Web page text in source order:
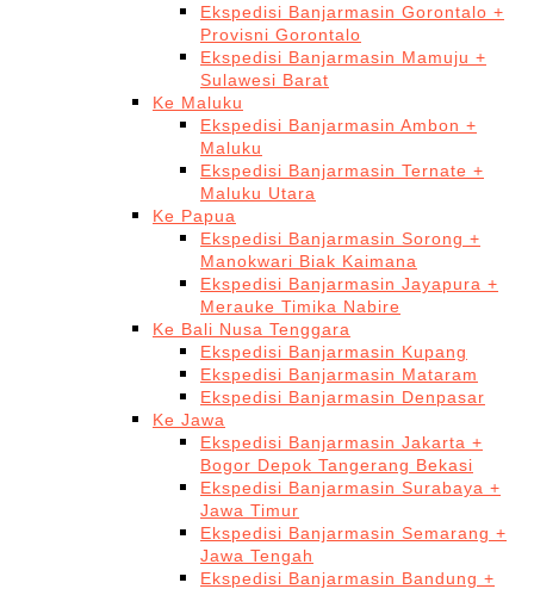
Ekspedisi Banjarmasin Gorontalo +
Provisni Gorontalo
Ekspedisi Banjarmasin Mamuju +
Sulawesi Barat
Ke Maluku
Ekspedisi Banjarmasin Ambon +
Maluku
Ekspedisi Banjarmasin Ternate +
Maluku Utara
Ke Papua
Ekspedisi Banjarmasin Sorong +
Manokwari Biak Kaimana
Ekspedisi Banjarmasin Jayapura +
Merauke Timika Nabire
Ke Bali Nusa Tenggara
Ekspedisi Banjarmasin Kupang
Ekspedisi Banjarmasin Mataram
Ekspedisi Banjarmasin Denpasar
Ke Jawa
Ekspedisi Banjarmasin Jakarta +
Bogor Depok Tangerang Bekasi
Ekspedisi Banjarmasin Surabaya +
Jawa Timur
Ekspedisi Banjarmasin Semarang +
Jawa Tengah
Ekspedisi Banjarmasin Bandung +